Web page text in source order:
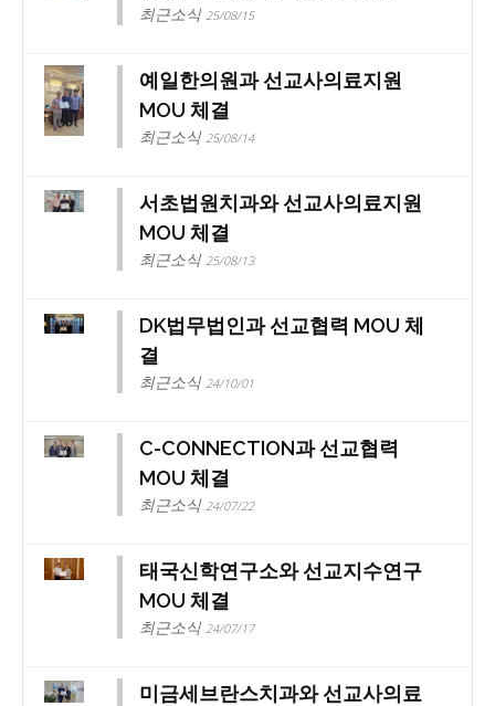
최근소식 25/08/15
예일한의원과 선교사의료지원
MOU 체결
최근소식 25/08/14
서초법원치과와 선교사의료지원
MOU 체결
최근소식 25/08/13
DK법무법인과 선교협력 MOU 체
결
최근소식 24/10/01
C-CONNECTION과 선교협력
MOU 체결
최근소식 24/07/22
태국신학연구소와 선교지수연구
MOU 체결
최근소식 24/07/17
미금세브란스치과와 선교사의료